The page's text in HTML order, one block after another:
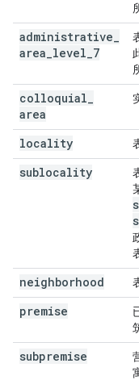
administrative
area level 7
colloquial
area
locality
sublocality
neighborhood
premise
subpremise